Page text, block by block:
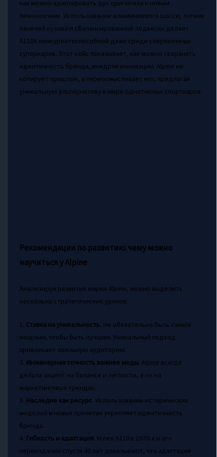
как можно адаптировать дух оригинала к новым
технологиям. Использование алюминиевого шасси, легких
панелей кузова и сбалансированной подвески делает
A110S конкурентоспособной даже среди современных
суперкаров. Этот кейс показывает, как можно сохранять
идентичность бренда, внедряя инновации. Alpine не
копирует прошлое, а переосмысливает его, предлагая
уникальную альтернативу в мире однотипных спорткаров.
Рекомендации по развитию: чему можно
научиться у Alpine
Анализируя развитие марки Alpine, можно выделить
несколько стратегических уроков:
1. Ставка на уникальность. Не обязательно быть самым
мощным, чтобы быть лучшим. Уникальный подход
привлекает лояльную аудиторию.
2. Инженерная точность важнее моды. Alpine всегда
делала акцент на балансе и легкости, а не на
маркетинговых трендах.
3. Наследие как ресурс. Использование исторических
моделей в новых проектах укрепляет идентичность
бренда.
4. Гибкость и адаптация. Успех A110 в 1970-х и его
переиздание спустя 40 лет доказывают, что адаптация